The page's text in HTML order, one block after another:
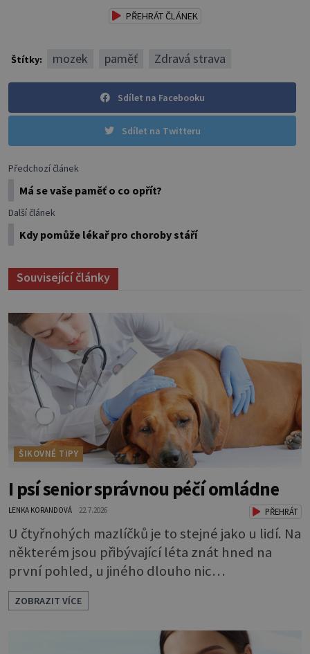
PŘEHRÁT ČLÁNEK
Štítky: mozek paměť Zdravá strava
Sdílet na Facebooku
Sdílet na Twitteru
Předchozí článek
Má se vaše paměť o co opřít?
Další článek
Kdy pomůže lékař pro choroby stáří
Související články
ŠIKOVNÉ TIPY
I psí senior správnou péčí omládne
LENKA KORANDOVÁ 22.7.2026 PŘEHRÁT
U čtyřnohých mazlíčků je to stejné jako u lidí. Na
některém jsou přibývající léta znát hned na
první pohled, u jiného dlouho nic
nezaznamenáte. Přesto byste si měli staršího
psa více všímat, aby vám neunikly důležité
signály, že něco není v pořádku. Včasná péče
mu může prodloužit i zkvalitnit život. Hůře
ZOBRAZIT VÍCE